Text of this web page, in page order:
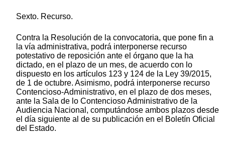
Sexto. Recurso.
Contra la Resolución de la convocatoria, que pone fin a
la vía administrativa, podrá interponerse recurso
potestativo de reposición ante el órgano que la ha
dictado, en el plazo de un mes, de acuerdo con lo
dispuesto en los artículos 123 y 124 de la Ley 39/2015,
de 1 de octubre. Asimismo, podrá interponerse recurso
Contencioso-Administrativo, en el plazo de dos meses,
ante la Sala de lo Contencioso Administrativo de la
Audiencia Nacional, computándose ambos plazos desde
el día siguiente al de su publicación en el Boletín Oficial
del Estado.